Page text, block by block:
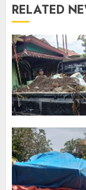
RELATED